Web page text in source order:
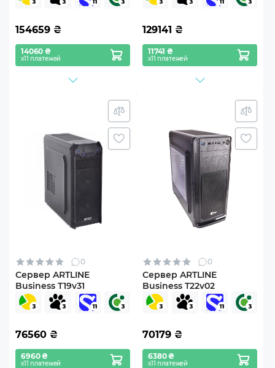
154659 ₴
14060 ₴
х11 платежей
129141 ₴
11741 ₴
х11 платежей
0
Сервер ARTLINE
Business T19v31
76560 ₴
6960 ₴
х11 платежей
0
Сервер ARTLINE
Business T22v02
70179 ₴
6380 ₴
х11 платежей